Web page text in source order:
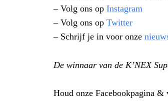
– Volg ons op Instagram
– Volg ons op Twitter
– Schrijf je in voor onze
De winnaar van de K’NEX
Houd onze Facebookpagina